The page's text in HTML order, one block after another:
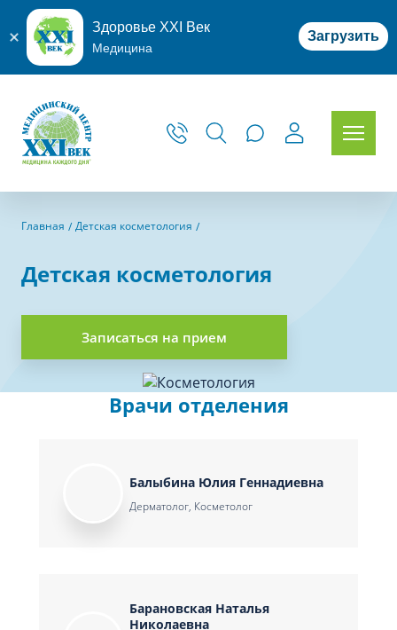
Здоровье XXI Век
Медицина
Загрузить
Главная Детская косметология
Детская косметология
Записаться на прием
Врачи отделения
Балыбина Юлия Геннадиевна
Дерматолог, Косметолог
Барановская Наталья
Николаевна